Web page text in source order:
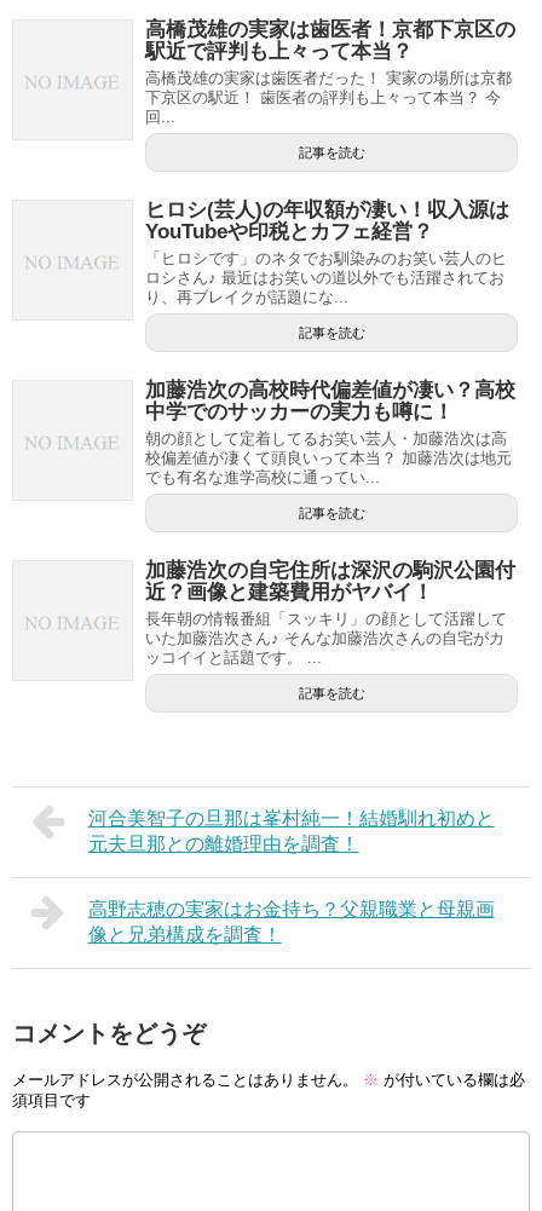
高橋茂雄の実家は歯医者！京都下京区の
駅近で評判も上々って本当？
高橋茂雄の実家は歯医者だった！ 実家の場所は京都
下京区の駅近！ 歯医者の評判も上々って本当？ 今
回...
記事を読む
ヒロシ(芸人)の年収額が凄い！収入源は
YouTubeや印税とカフェ経営？
「ヒロシです」のネタでお馴染みのお笑い芸人のヒ
ロシさん♪ 最近はお笑いの道以外でも活躍されてお
り、再ブレイクが話題にな...
記事を読む
加藤浩次の高校時代偏差値が凄い？高校
中学でのサッカーの実力も噂に！
朝の顔として定着してるお笑い芸人・加藤浩次は高
校偏差値が凄くて頭良いって本当？ 加藤浩次は地元
でも有名な進学高校に通ってい...
記事を読む
加藤浩次の自宅住所は深沢の駒沢公園付
近？画像と建築費用がヤバイ！
長年朝の情報番組「スッキリ」の顔として活躍して
いた加藤浩次さん♪ そんな加藤浩次さんの自宅がカ
ッコイイと話題です。 ...
記事を読む
河合美智子の旦那は峯村純一！結婚馴れ初めと
元夫旦那との離婚理由を調査！
高野志穂の実家はお金持ち？父親職業と母親画
像と兄弟構成を調査！
コメントをどうぞ
メールアドレスが公開されることはありません。 ※ が付いている欄は必
須項目です